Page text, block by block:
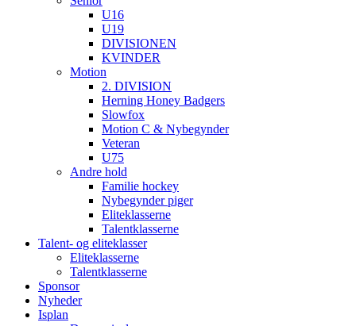
U16
U19
DIVISIONEN
KVINDER
Motion
2. DIVISION
Herning Honey Badgers
Slowfox
Motion C & Nybegynder
Veteran
U75
Andre hold
Familie hockey
Nybegynder piger
Eliteklasserne
Talentklasserne
Talent- og eliteklasser
Eliteklasserne
Talentklasserne
Sponsor
Nyheder
Isplan